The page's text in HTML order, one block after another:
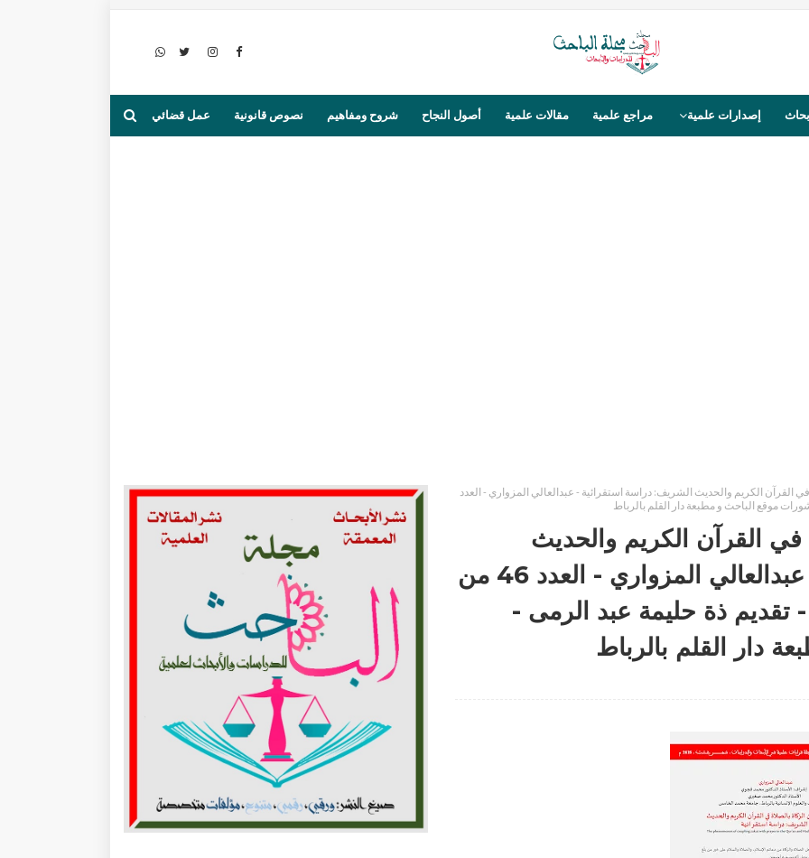
إصدارات علمية مراجع علمية مقالات علمية أصول النجاح شروح ومفاهيم نصوص قانونية عمل قضائي
القرآن الكريم والحديث الشريف: دراسة استقرائية - عبدالعالي المزواري - العدد
في القرآن الكريم والحديث
الشريف: دراسة استقرائية - عبدالعالي المزواري - العدد 46 من
تقديم ذة حليمة عبد الرمى -
دار القلم بالرباط